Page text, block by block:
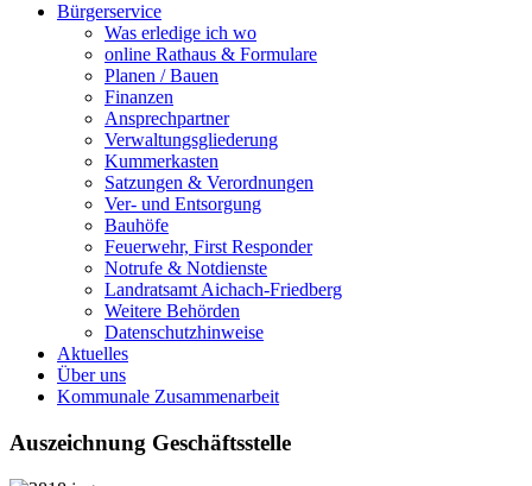
Bürgerservice
Was erledige ich wo
online Rathaus & Formulare
Planen / Bauen
Finanzen
Ansprechpartner
Verwaltungsgliederung
Kummerkasten
Satzungen & Verordnungen
Ver- und Entsorgung
Bauhöfe
Feuerwehr, First Responder
Notrufe & Notdienste
Landratsamt Aichach-Friedberg
Weitere Behörden
Datenschutzhinweise
Aktuelles
Über uns
Kommunale Zusammenarbeit
Auszeichnung Geschäftsstelle